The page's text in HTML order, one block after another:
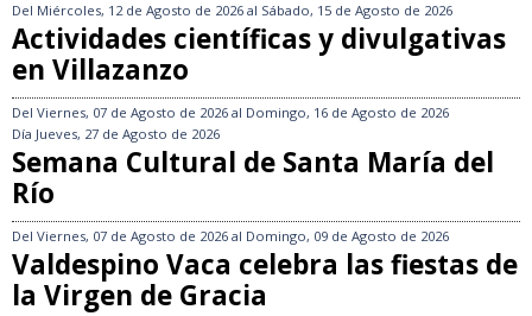
Del Miércoles, 12 de Agosto de 2026 al Sábado, 15 de Agosto de 2026
Actividades científicas y divulgativas
en Villazanzo
Del Viernes, 07 de Agosto de 2026 al Domingo, 16 de Agosto de 2026
Día Jueves, 27 de Agosto de 2026
Semana Cultural de Santa María del
Río
Del Viernes, 07 de Agosto de 2026 al Domingo, 09 de Agosto de 2026
Valdespino Vaca celebra las fiestas de
la Virgen de Gracia